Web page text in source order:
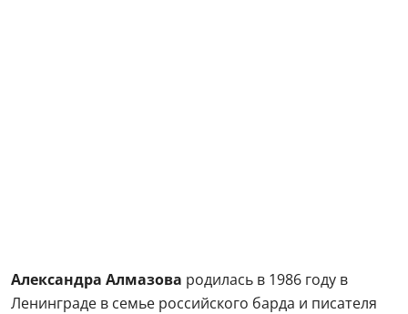
Александра Алмазова родилась в 1986 году в
Ленинграде в семье российского барда и писателя